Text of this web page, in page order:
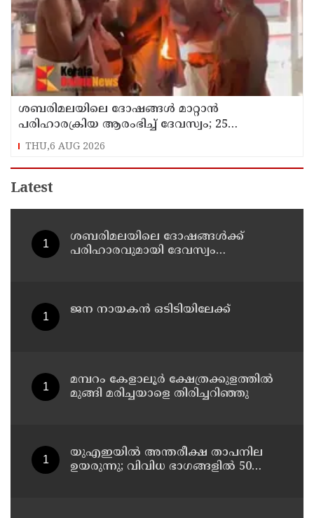
ശബരിമലയിലെ ദോഷങ്ങൾ മാറ്റാൻ
പരിഹാരക്രിയ ആരംഭിച്ച് ദേവസ്വം; 25
ക്ഷേത്രങ്ങളിൽ പ്രത്യേക പൂജ
THU,6 AUG 2026
Latest
ശബരിമലയിലെ ദോഷങ്ങള്‍ക്ക്
പരിഹാരവുമായി ദേവസ്വം
ക്ഷേത്രത്തിലും തൃച്ചംബരം
ജന നായകന്‍ ഒടിടിയിലേക്ക്
മമ്പറം കേളാലൂർ ക്ഷേത്രക്കുളത്തിൽ
മുങ്ങി മരിച്ചയാളെ തിരിച്ചറിഞ്ഞു
യുഎഇയില്‍ അന്തരീക്ഷ താപനില
ഉയരുന്നു; വിവിധ ഭാഗങ്ങളില്‍ 50